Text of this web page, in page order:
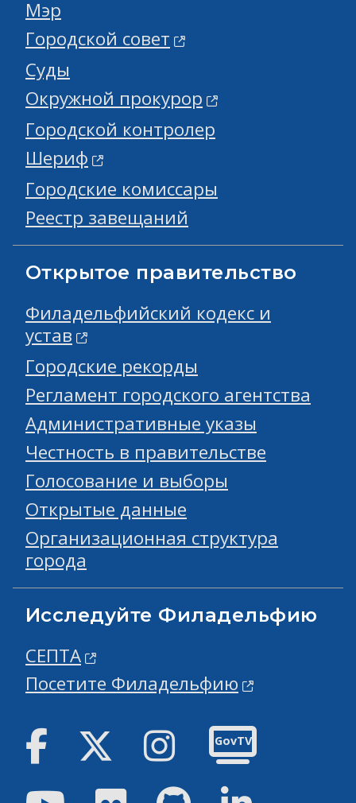
Мэр
Городской совет
Суды
Окружной прокурор
Городской контролер
Шериф
Городские комиссары
Реестр завещаний
Открытое правительство
Филадельфийский кодекс и
устав
Городские рекорды
Регламент городского агентства
Административные указы
Честность в правительстве
Голосование и выборы
Открытые данные
Организационная структура
города
Исследуйте Филадельфию
СЕПТА
Посетите Филадельфию
Facebook Твиттер инстаграм
GovTV
YoutubeFlickr GitHub